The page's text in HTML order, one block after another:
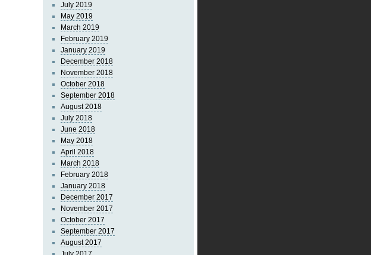
July 2019
May 2019
March 2019
February 2019
January 2019
December 2018
November 2018
October 2018
September 2018
August 2018
July 2018
June 2018
May 2018
April 2018
March 2018
February 2018
January 2018
December 2017
November 2017
October 2017
September 2017
August 2017